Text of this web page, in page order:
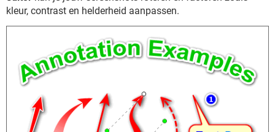
kleur, contrast en helderheid aanpassen.